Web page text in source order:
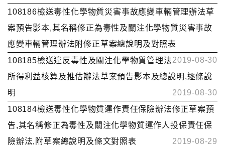
108186檢送毒性化學物質災害事故應變車輛管理辦法草
案預告影本,其名稱修正為毒性及關注化學物質災害事故
應變車輛管理辦法附修正草案總說明及對照表
2019-08-30
108185檢送違反毒性及關注化學物質管理法
所得利益核算及推估辦法草案預告影本及總說明,逐條說
明
2019-08-30
108184檢送毒性化學物質運作責任保險辦法修正草案預
告,其名稱修正為毒性及關注化學物質運作人投保責任保
險辦法,附草案總說明及條文對照表
2019-08-29